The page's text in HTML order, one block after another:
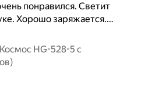
понравился. Светит
Хорошо заряжается.…
HG-528-5 с